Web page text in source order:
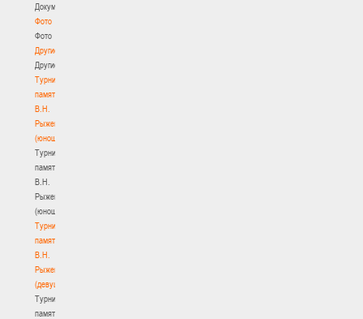
Документы
Фото
Фото
Другие
Другие
Турнир
памяти
В.Н.
Рыженкова
(юноши)
Турнир
памяти
В.Н.
Рыженкова
(юноши)
Турнир
памяти
В.Н.
Рыженкова
(девушки)
Турнир
памяти